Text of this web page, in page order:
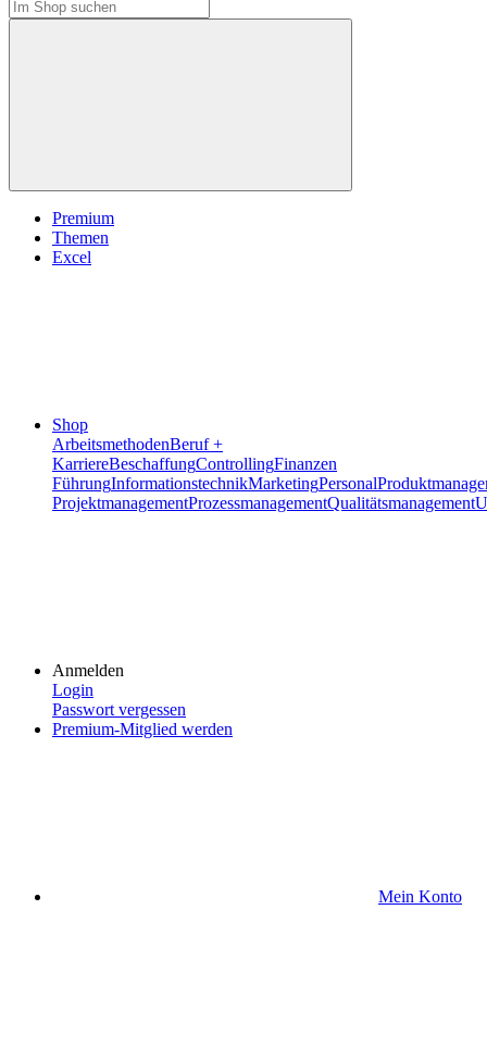
Premium
Themen
Excel
Shop
ArbeitsmethodenBeruf +
KarriereBeschaffungControllingFinanzen
FührungInformationstechnikMarketingPersonal
ProjektmanagementProzessmanagementQualitätsmanagement
Anmelden
Login
Passwort vergessen
Premium-Mitglied werden
Mein Konto